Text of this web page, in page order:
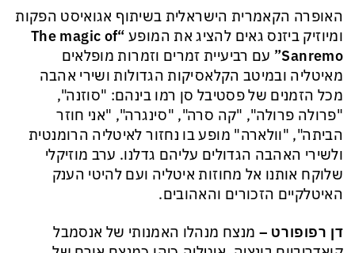
האופרה הקאמרית הישראלית בשיתוף אגואיסט הפקות
ומיוזיק ביזנס גאים להציג את המופע “The magic of
Sanremo”
עם רביעיית זמרים וזמרות מופלאים
מאיטליה ובמיטב הקלאסיקות הגדולות ושירי אהבה
מכל הזמנים של פסטיבל סן רמו בינהם: "סוזנה",
"פרולה פרולה", "קה סרה", "סינגרה", "אני חוזר
הביתה", "וולארה" מופע בו נחזור לאיטליה הרומנטית
ולשירי האהבה הגדולים עליהם גדלנו. ערב מוזיקלי
שלוקח אותנו אל מחוזות איטליה ועם להיטי הענק
האיטלקיים הזכורים והאהובים.
דן רפופורט – מנצח מנהלו האמנותי של אנסמבל